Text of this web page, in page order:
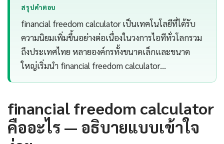
สรุปคำตอบ
financial freedom calculator เป็นเทคโนโลยีที่ได้รับ
ความนิยมเพิ่มขึ้นอย่างต่อเนื่องในวงการไอทีทั่วโลกรวม
ถึงประเทศไทย หลายองค์กรทั้งขนาดเล็กและขนาด
ใหญ่เริ่มนำ financial freedom calculator…
financial freedom calculator
คืออะไร — อธิบายแบบเข้าใจ